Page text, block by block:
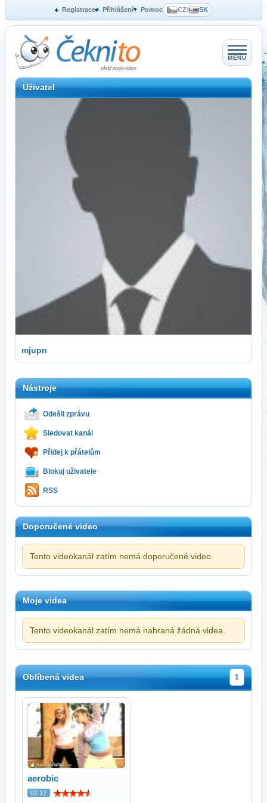
Registrace Přihlášení Pomoc CZ/ SK
MENU
Uživatel
mjupn
Nástroje
Odešli zprávu
Sledovat kanál
Přidej k přátelům
Blokuj uživatele
RSS
Doporučené video
Tento videokanál zatím nemá doporučené video.
Moje videa
Tento videokanál zatím nemá nahraná žádná videa.
Oblíbená videa 1
aerobic
02:12